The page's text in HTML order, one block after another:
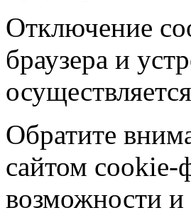
Отключение
браузера и
Обратите
сайтом cookie-
возможности и